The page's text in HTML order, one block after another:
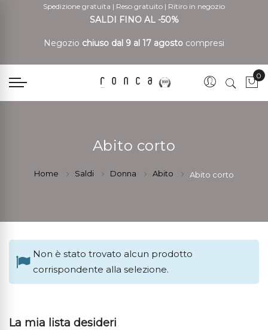
Spedizione gratuita | Reso gratuito | Ritiro in negozio
SALDI FINO AL -50%
Negozio chiuso dal 9 al 17 agosto compresi
0
Abito corto
Home Saldi Donna Abito Abito corto
Non è stato trovato alcun prodotto
corrispondente alla selezione.
La mia lista desideri